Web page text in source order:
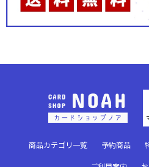
商品カテゴリ一覧 予約商品